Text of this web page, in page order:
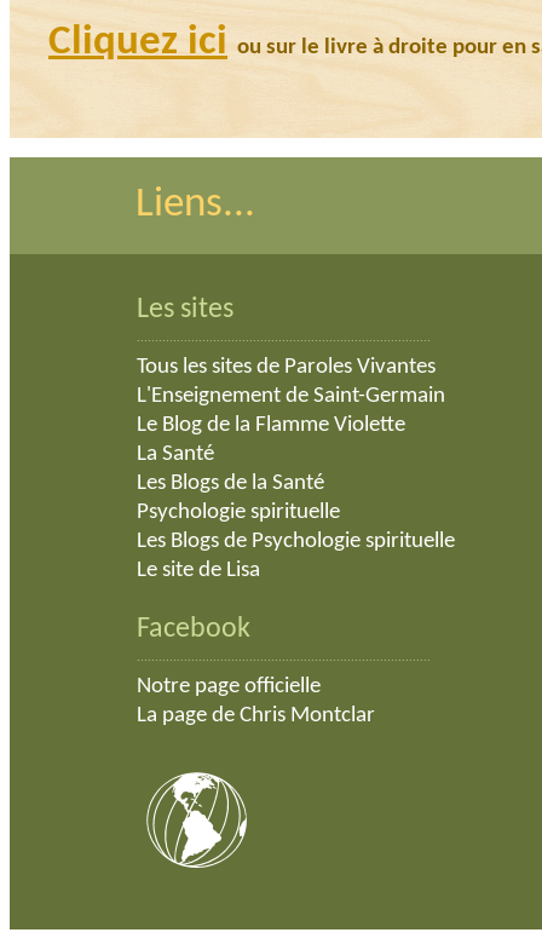
Cliquez ici ou sur le livre à droite pour en
Liens...
Les sites
.................................................................................
Tous les sites de Paroles Vivantes
L'Enseignement de Saint-Germain
Le Blog de la Flamme Violette
La Santé
Les Blogs de la Santé
Psychologie spirituelle
Les Blogs de Psychologie spirituelle
Le site de Lisa
Facebook
.................................................................................
Notre page officielle
La page de Chris Montclar